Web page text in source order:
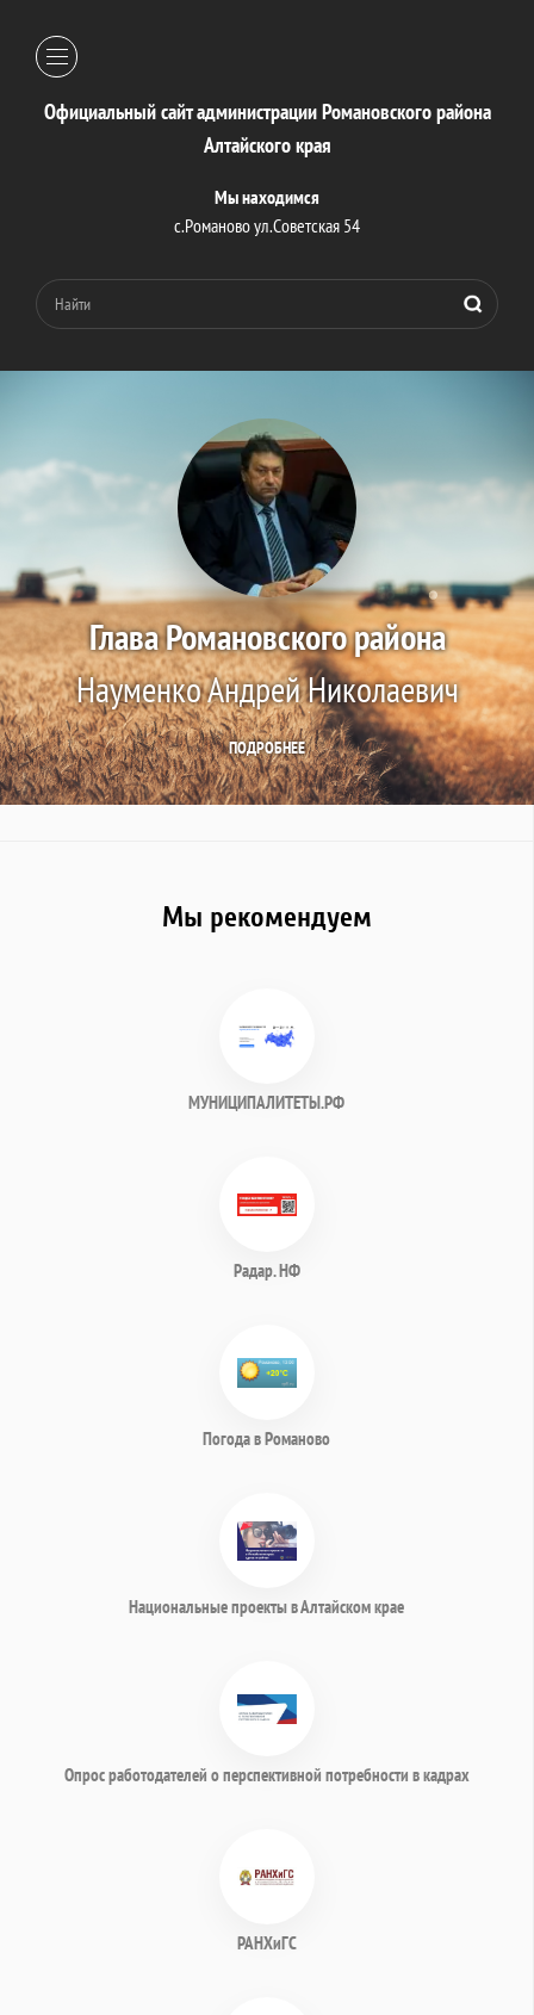
Официальный сайт администрации Романовского района
Алтайского края
Мы находимся
с.Романово ул.Советская 54
Глава Романовского района
Науменко Андрей Николаевич
ПОДРОБНЕЕ
Мы рекомендуем
МУНИЦИПАЛИТЕТЫ.РФ
Радар. НФ
Погода в Романово
Национальные проекты в Алтайском крае
Опрос работодателей о перспективной потребности в кадрах
РАНХиГС